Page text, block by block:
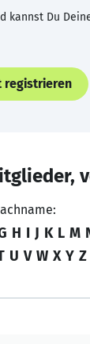
kannst Du
registrieren
H I J K L M
U V W X Y Z